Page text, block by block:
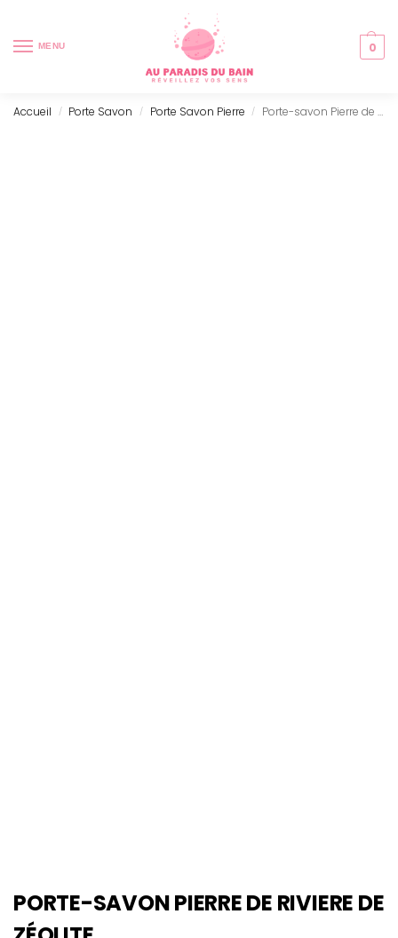
MENU 0
Accueil / Porte Savon / Porte Savon Pierre / Porte-savon Pierre de riviere de Zéolite
PORTE-SAVON PIERRE DE RIVIERE DE